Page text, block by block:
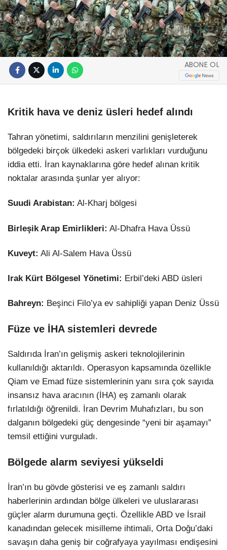
ABONE OL
Kritik hava ve deniz üsleri hedef alındı
Tahran yönetimi, saldırıların menzilini genişleterek
bölgedeki birçok ülkedeki askeri varlıkları vurduğunu
iddia etti. İran kaynaklarına göre hedef alınan kritik
noktalar arasında şunlar yer alıyor:
Suudi Arabistan: Al-Kharj bölgesi
Birleşik Arap Emirlikleri: Al-Dhafra Hava Üssü
Kuveyt: Ali Al-Salem Hava Üssü
Irak Kürt Bölgesel Yönetimi: Erbil’deki ABD üsleri
Bahreyn: Beşinci Filo’ya ev sahipliği yapan Deniz Üssü
Füze ve İHA sistemleri devrede
Saldırıda İran’ın gelişmiş askeri teknolojilerinin
kullanıldığı aktarıldı. Operasyon kapsamında özellikle
Qiam ve Emad füze sistemlerinin yanı sıra çok sayıda
insansız hava aracının (İHA) eş zamanlı olarak
fırlatıldığı öğrenildi. İran Devrim Muhafızları, bu son
dalganın bölgedeki güç dengesinde “yeni bir aşamayı”
temsil ettiğini vurguladı.
Bölgede alarm seviyesi yükseldi
İran’ın bu gövde gösterisi ve eş zamanlı saldırı
haberlerinin ardından bölge ülkeleri ve uluslararası
güçler alarm durumuna geçti. Özellikle ABD ve İsrail
kanadından gelecek misilleme ihtimali, Orta Doğu’daki
savaşın daha geniş bir coğrafyaya yayılması endişesini